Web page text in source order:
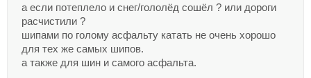
а если потеплело и снег/гололёд сошёл ? или дороги
расчистили ?
шипами по голому асфальту катать не очень хорошо
для тех же самых шипов.
а также для шин и самого асфальта.